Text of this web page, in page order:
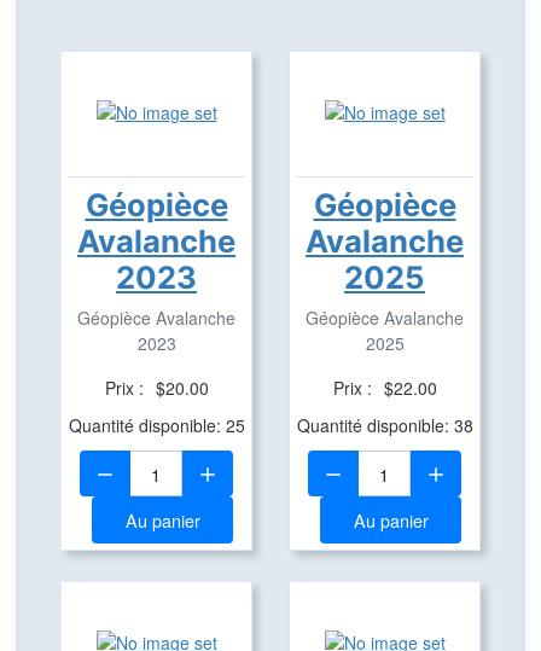
Géopièce
Avalanche
2023
Géopièce Avalanche
2023
Prix : $20.00
Quantité disponible: 25
Quantité:
Au panier
Géopièce
Avalanche
2025
Géopièce Avalanche
2025
Prix : $22.00
Quantité disponible: 38
Quantité:
Au panier